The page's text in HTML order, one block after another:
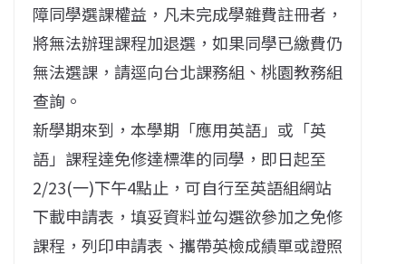
障同學選課權益，凡未完成學雜費註冊者，
將無法辦理課程加退選，如果同學已繳費仍
無法選課，請逕向台北課務組、桃園教務組
查詢。
新學期來到，本學期「應用英語」或「英
語」課程達免修達標準的同學，即日起至
2/23(一)下午4點止，可自行至英語組網站
下載申請表，填妥資料並勾選欲參加之免修
課程，列印申請表、攜帶英檢成績單或證照